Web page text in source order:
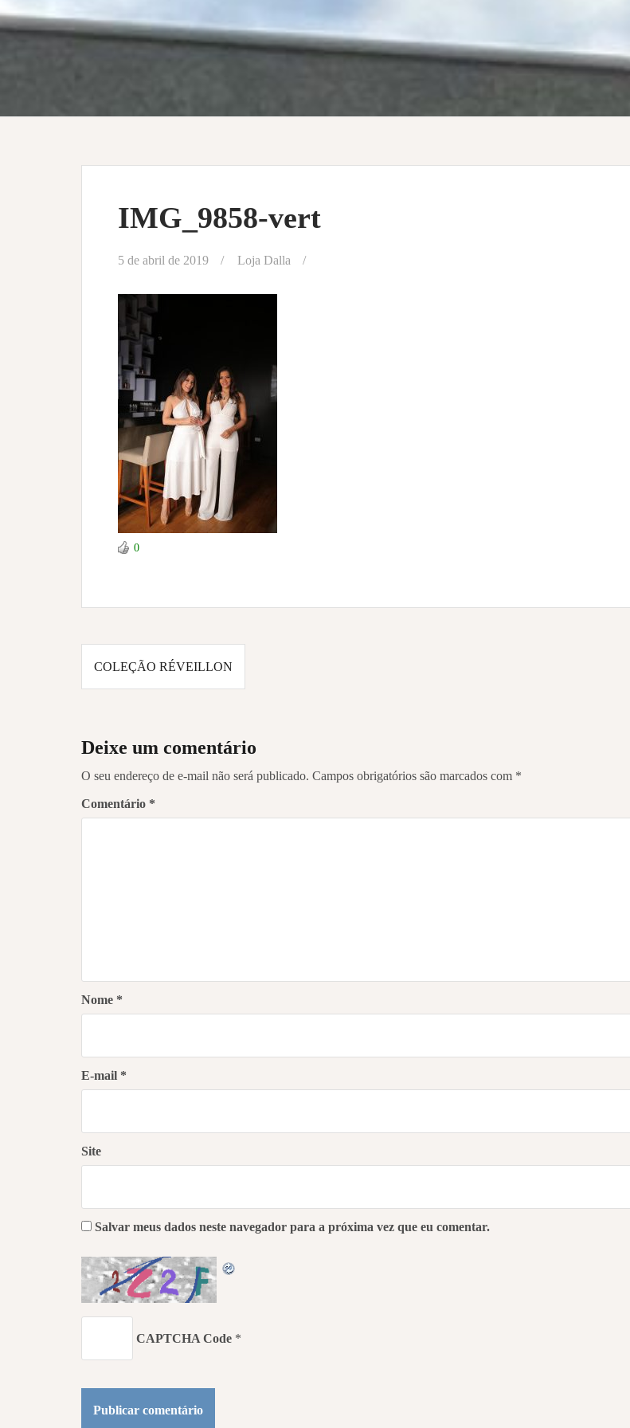
IMG_9858-vert
5 de abril de 2019 Loja Dalla
0
Navegação
de
COLEÇÃO RÉVEILLON
Deixe um comentário
O seu endereço de e-mail não será publicado. Campos obrigatórios são marcados com *
Comentário *
Nome *
E-mail *
Site
Salvar meus dados neste navegador para a próxima vez que eu comentar.
CAPTCHA Code *